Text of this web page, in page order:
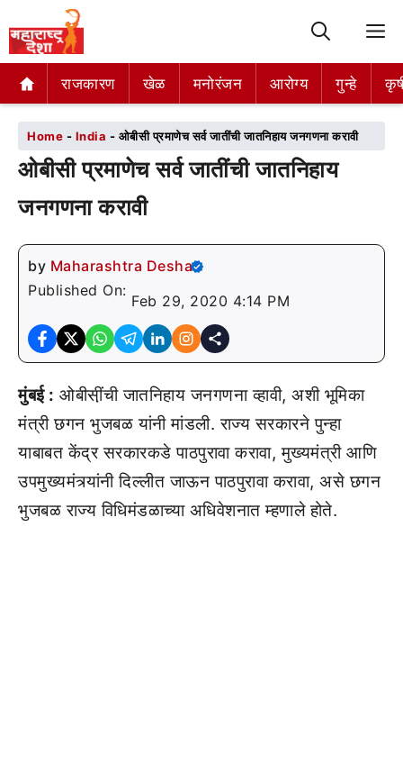
राजकारण खेळ मनोरंजन आरोग्य गुन्हे
राजकारण खेळ मनोरंजन आरोग्य गुन्हे
Home - India - ओबीसी प्रमाणेच सर्व जातींची जातनिहाय जनगणना करावी
ओबीसी प्रमाणेच सर्व जातींची जातनिहाय
जनगणना करावी
by Maharashtra Desha
Published On:
Feb 29, 2020 4:14 PM
मुंबई : ओबीसी़ंची जातनिहाय जनगणना व्हावी, अशी भूमिका
मंत्री छगन भुजबळ यांनी मांडली. राज्य सरकारने पुन्हा
याबाबत केंद्र सरकारकडे पाठपुरावा करावा, मुख्यमंत्री आणि
उपमुख्यमंत्र्यांनी दिल्लीत जाऊन पाठपुरावा करावा, असे छगन
भुजबळ राज्य विधिमंडळाच्या अधिवेशनात म्हणाले होते.